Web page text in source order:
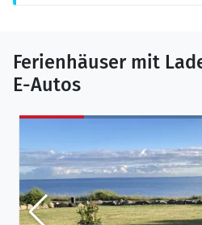
Ferienhäuser mit
E-Autos